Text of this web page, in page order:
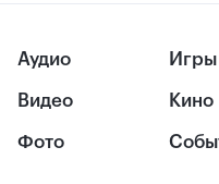
Аудио
Видео
Фото
Игры
Кино